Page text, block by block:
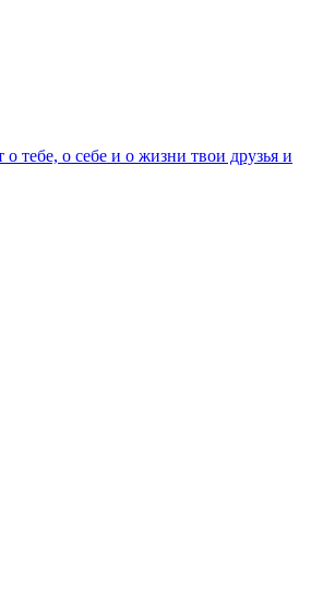
тебе, о себе и о жизни твои друзья и